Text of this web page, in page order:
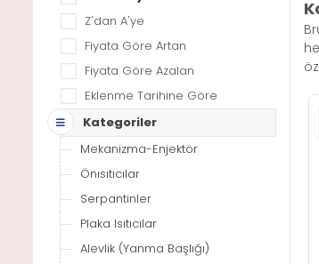
Z'dan A'ye
Fiyata Göre Artan
Fiyata Göre Azalan
Eklenme Tarihine Göre
Kategoriler
Mekanizma-Enjektör
Önısıtıcılar
Serpantinler
Plaka Isıtıcılar
Alevlik (Yanma Başlığı)